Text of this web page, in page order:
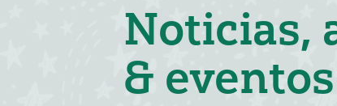
Noticias,
& eventos